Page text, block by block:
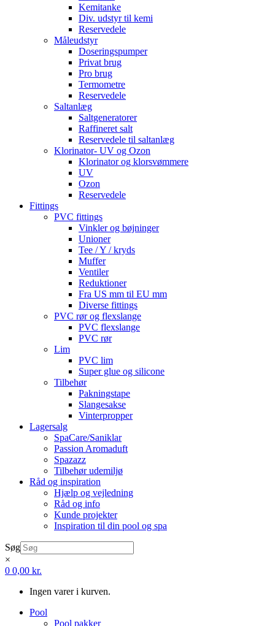
Kemitanke
Div. udstyr til kemi
Reservedele
Måleudstyr
Doseringspumper
Privat brug
Pro brug
Termometre
Reservedele
Saltanlæg
Saltgeneratorer
Raffineret salt
Reservedele til saltanlæg
Klorinator- UV og Ozon
Klorinator og klorsvømmere
UV
Ozon
Reservedele
Fittings
PVC fittings
Vinkler og bøjninger
Unioner
Tee / Y / kryds
Muffer
Ventiler
Reduktioner
Fra US mm til EU mm
Diverse fittings
PVC rør og flexslange
PVC flexslange
PVC rør
Lim
PVC lim
Super glue og silicone
Tilbehør
Pakningstape
Slangesakse
Vinterpropper
Lagersalg
SpaCare/Saniklar
Passion Aromaduft
Spazazz
Tilbehør udemiljø
Råd og inspiration
Hjælp og vejledning
Råd og info
Kunde projekter
Inspiration til din pool og spa
Søg
×
0 0,00 kr.
Ingen varer i kurven.
Pool
Pool pakker